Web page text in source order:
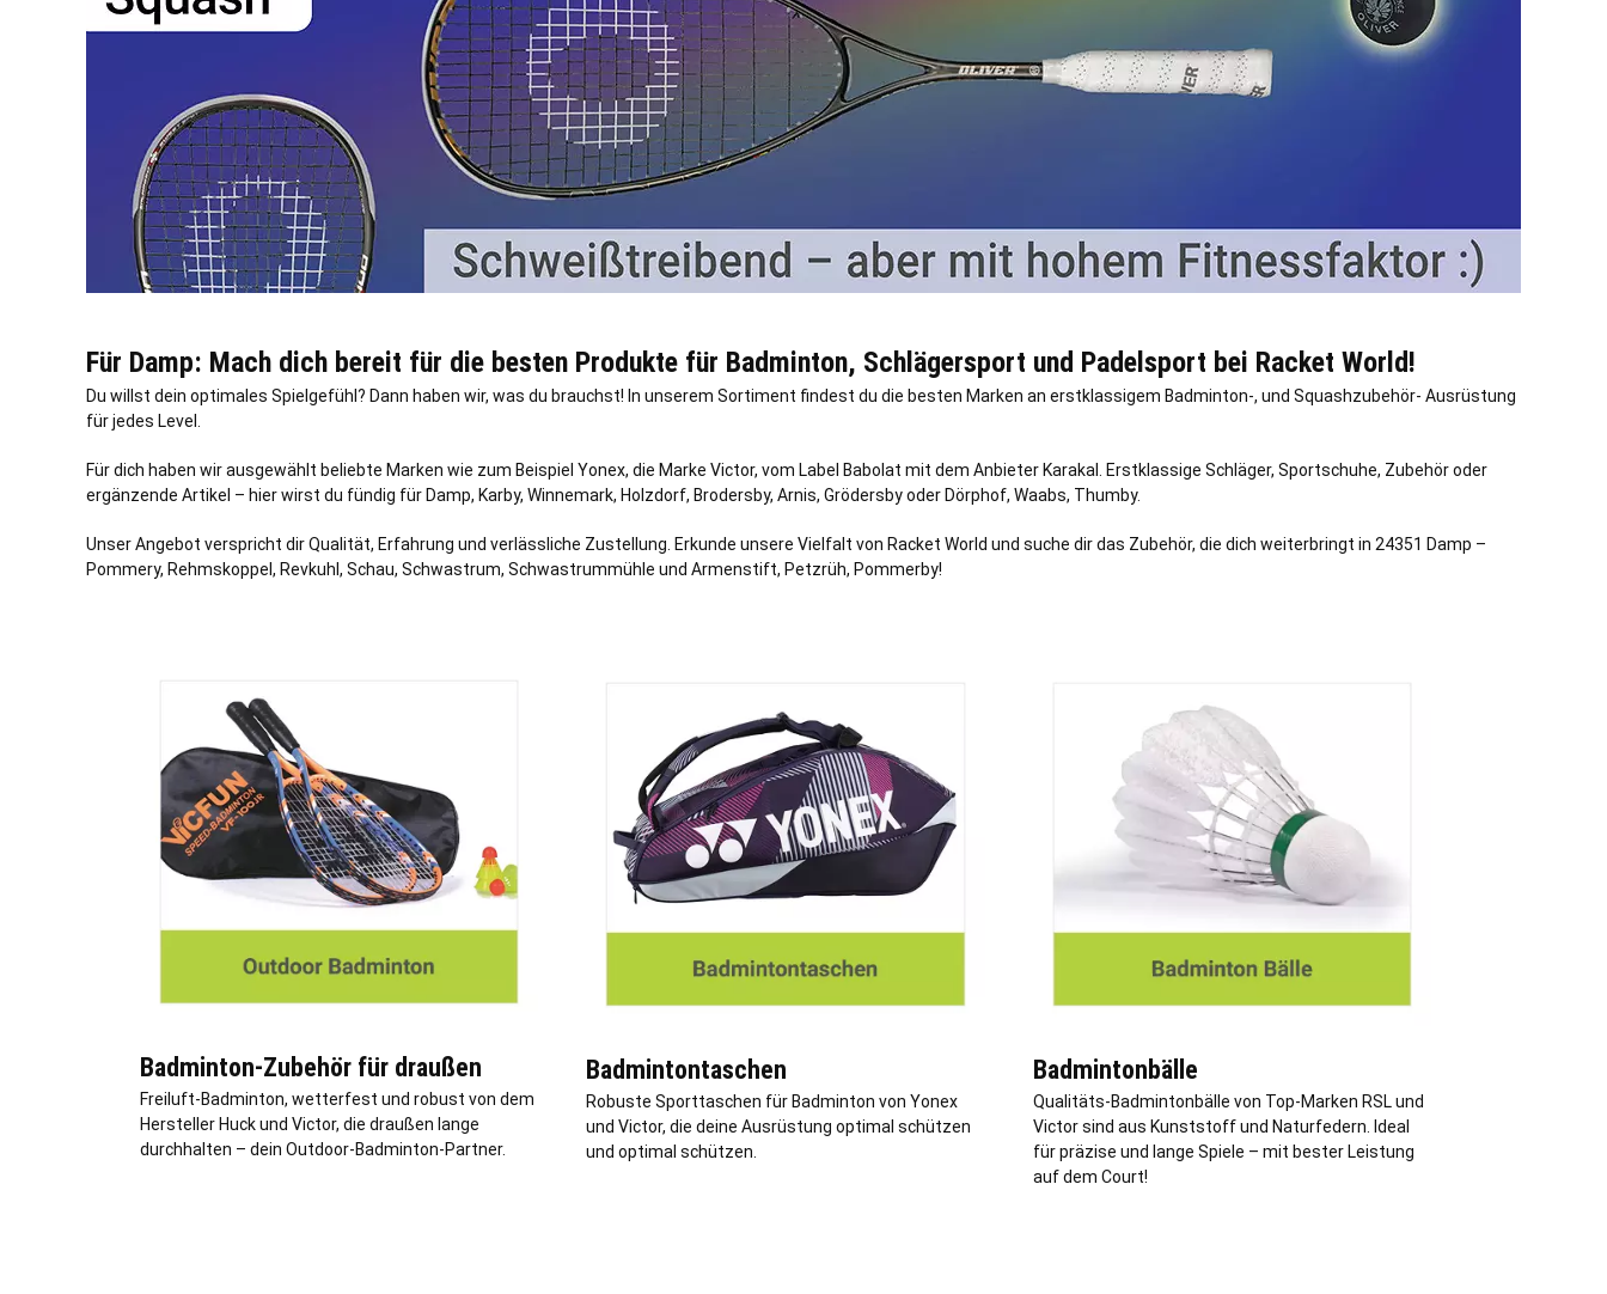
Für Damp: Mach dich bereit für die besten Produkte für Badminton, Schlägersport und Padelsport bei Racket World!
Du willst dein optimales Spielgefühl? Dann haben wir, was du brauchst! In unserem Sortiment findest du die besten Marken an erstklassigem Badminton-, und Squashzubehör- Ausrüstung
für jedes Level.
Für dich haben wir ausgewählt beliebte Marken wie zum Beispiel Yonex, die Marke Victor, vom Label Babolat mit dem Anbieter Karakal. Erstklassige Schläger, Sportschuhe, Zubehör oder
ergänzende Artikel – hier wirst du fündig für Damp, Karby, Winnemark, Holzdorf, Brodersby, Arnis, Grödersbyoder Dörphof, Waabs, Thumby.
Unser Angebot verspricht dir Qualität, Erfahrung und verlässliche Zustellung. Erkunde unsere Vielfalt von Racket World und suche dir das Zubehör, die dich weiterbringt in 24351 Damp –
Pommery, Rehmskoppel, Revkuhl, Schau, Schwastrum, Schwastrummühle und Armenstift, Petzrüh, Pommerby!
Badminton-Zubehör für draußen
Freiluft-Badminton, wetterfest und robust von dem
Hersteller Huck und Victor, die draußen lange
durchhalten – dein Outdoor-Badminton-Partner.
Badmintontaschen
Robuste Sporttaschen für Badminton von Yonex
und Victor, die deine Ausrüstung optimal schützen
und optimal schützen.
Badmintonbälle
Qualitäts-Badmintonbälle von Top-Marken RSL und
Victor sind aus Kunststoff und Naturfedern. Ideal
für präzise und lange Spiele – mit bester Leistung
auf dem Court!